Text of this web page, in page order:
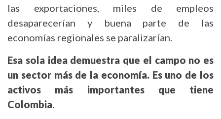
las exportaciones, miles de empleos
desaparecerían y buena parte de las
economías regionales se paralizarían.
Esa sola idea demuestra que el campo no es
un sector más de la economía. Es uno de los
activos más importantes que tiene
Colombia.